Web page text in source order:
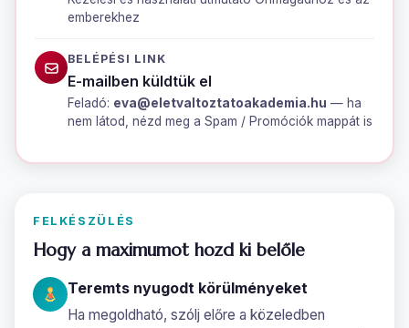
emberekhez
BELÉPÉSI LINK
E-mailben küldtük el
Feladó: eva@eletvaltoztatoakademia.hu — ha
nem látod, nézd meg a Spam / Promóciók mappát is
FELKÉSZÜLÉS
Hogy a maximumot hozd ki belőle
Teremts nyugodt körülményeket
Ha megoldható, szólj előre a közeledben